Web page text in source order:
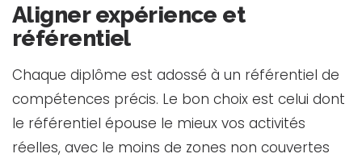
Aligner expérience et
référentiel
Chaque diplôme est adossé à un référentiel de
compétences précis. Le bon choix est celui dont
le référentiel épouse le mieux vos activités
réelles, avec le moins de zones non couvertes